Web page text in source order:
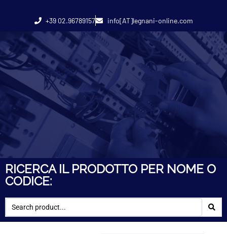
+39 02.96789157 info[AT]legnani-online.com
RICERCA IL PRODOTTO PER NOME O
CODICE: